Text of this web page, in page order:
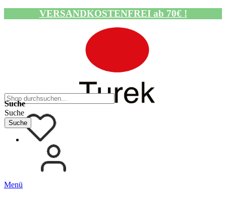
VERSANDKOSTENFREI ab 70€ !
Navigation umschalten
Suche
Suche
Suche
Menü